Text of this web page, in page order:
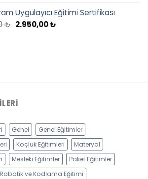
10.000,00 ₺.fiyat:
Uygulayıcı Eğitimi Sertifikası
₺ Orijinal
2.950,00₺Şu
Genel
Genel Eğitimler
Koçluk Eğitimleri
Materyal
Mesleki Eğitimler
Paket Eğitimler
Robotik ve Kodlama Eğitimi